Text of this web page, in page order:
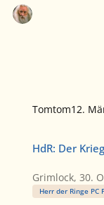
Tomtom12.
HdR: Der
Grimlock,30.
Herr der Ringe PC